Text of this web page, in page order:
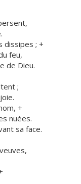
dissipes ; +
feu,
de Dieu.
;
+
nuées.
sa face.